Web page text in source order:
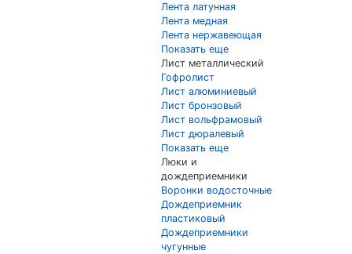
Лента латунная
Лента медная
Лента нержавеющая
Показать еще
Лист металлический
Гофролист
Лист алюминиевый
Лист бронзовый
Лист вольфрамовый
Лист дюралевый
Показать еще
Люки и
дождеприемники
Воронки водосточные
Дождеприемник
пластиковый
Дождеприемники
чугунные